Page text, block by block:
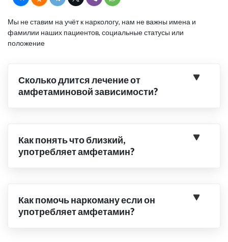
Мы не ставим на учёт к наркологу, нам не важны имена и
фамилии наших пациентов, социальные статусы или
положение
Сколько длится лечение от
амфетаминовой зависимости?
Как понять что близкий,
употребляет амфетамин?
Как помочь наркоману если он
употребляет амфетамин?